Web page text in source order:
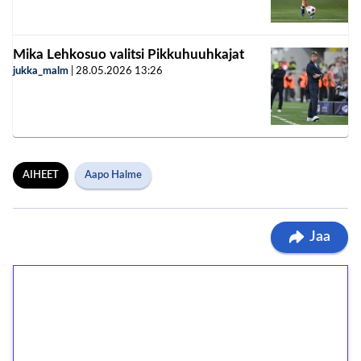
Mika Lehkosuo valitsi Pikkuhuuhkajat
jukka_malm 28.05.2026 13:26
AIHEET Aapo Halme
Jaa